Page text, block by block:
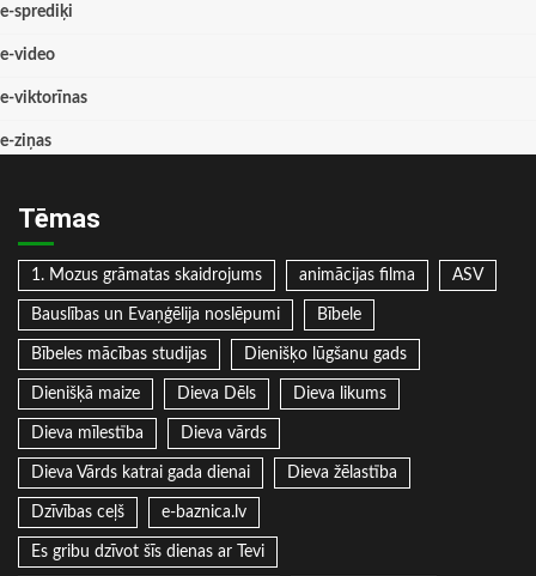
e-sprediķi
e-video
e-viktorīnas
e-ziņas
Tēmas
1. Mozus grāmatas skaidrojums animācijas filma ASV
Bauslības un Evaņģēlija noslēpumi Bībele
Bībeles mācības studijas Dienišķo lūgšanu gads
Dienišķā maize Dieva Dēls Dieva likums
Dieva mīlestība Dieva vārds
Dieva Vārds katrai gada dienai Dieva žēlastība
Dzīvības ceļš e-baznica.lv
Es gribu dzīvot šīs dienas ar Tevi